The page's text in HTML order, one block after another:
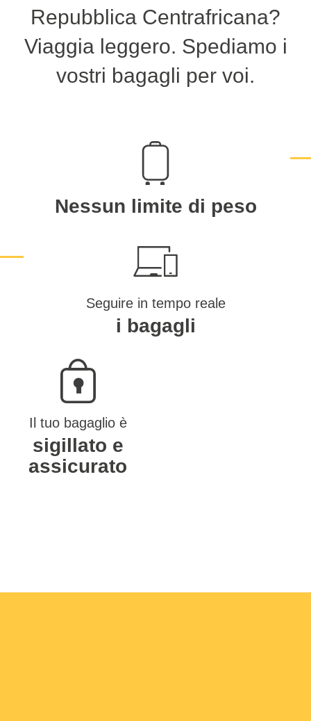
Repubblica Centrafricana?
Viaggia leggero. Spediamo i
vostri bagagli per voi.
Nessun limite di peso
Seguire in tempo reale
i bagagli
Il tuo bagaglio è
sigillato e
assicurato